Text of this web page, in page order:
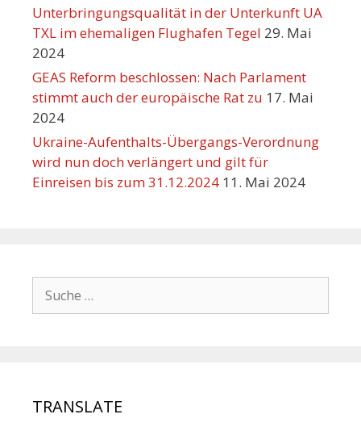
Unterbringungsqualität in der Unterkunft UA
TXL im ehemaligen Flughafen Tegel 29. Mai
2024
GEAS Reform beschlossen: Nach Parlament
stimmt auch der europäische Rat zu 17. Mai
2024
Ukraine-Aufenthalts-Übergangs-Verordnung
wird nun doch verlängert und gilt für
Einreisen bis zum 31.12.2024 11. Mai 2024
TRANSLATE